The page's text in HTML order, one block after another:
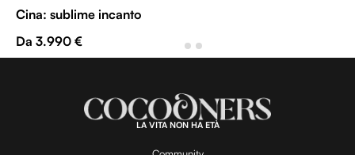
Cina: sublime incanto
Da 3.990 €
LA VITA NON HA ETÀ